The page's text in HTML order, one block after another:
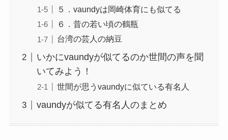
５．vaundyは岡崎体育にも似てる
６．昔の若い頃の鶴瓶
台湾の芸人の納豆
いかにvaundyが似てるのか世間の声を聞
いてみよう！
世間が思うvaundyに似ている有名人
vaundyが似てる有名人のまとめ